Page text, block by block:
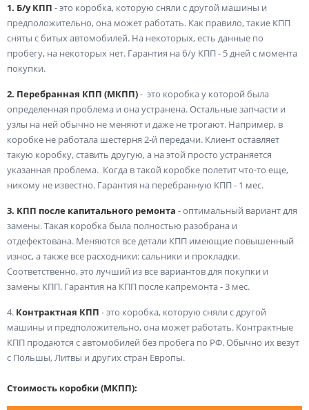
1. Б/у КПП - это коробка, которую сняли с другой машины и
предположительно, она может работать. Как правило, такие КПП
сняты с битых автомобилей. На некоторых, есть данные по
пробегу, на некоторых нет. Гарантия на б/у КПП - 5 дней с момента
покупки.
2. Перебранная КПП (МКПП)- это коробка у которой была
определенная проблема и она устранена. Остальные запчасти и
узлы на ней обычно не меняют и даже не трогают. Например, в
коробке не работала шестерня 2-й передачи. Клиент оставляет
такую коробку, ставить другую, а на этой просто устраняется
указанная проблема. Когда в такой коробке полетит что-то еще,
никому не известно. Гарантия на перебранную КПП - 1 мес.
3. КПП после капитального ремонта - оптимальный вариант для
замены. Такая коробка была полностью разобрана и
отдефектована. Меняются все детали КПП имеющие повышенный
износ, а также все расходники: сальники и прокладки.
Соответственно, это лучший из все вариантов для покупки и
замены КПП. Гарантия на КПП после капремонта - 3 мес.
4. Контрактная КПП - это коробка, которую сняли с другой
машины и предположительно, она может работать. Контрактные
КПП продаются с автомобилей без пробега по РФ. Обычно их везут
с Польшы, Литвы и других стран Европы.
Стоимость коробки (МКПП):